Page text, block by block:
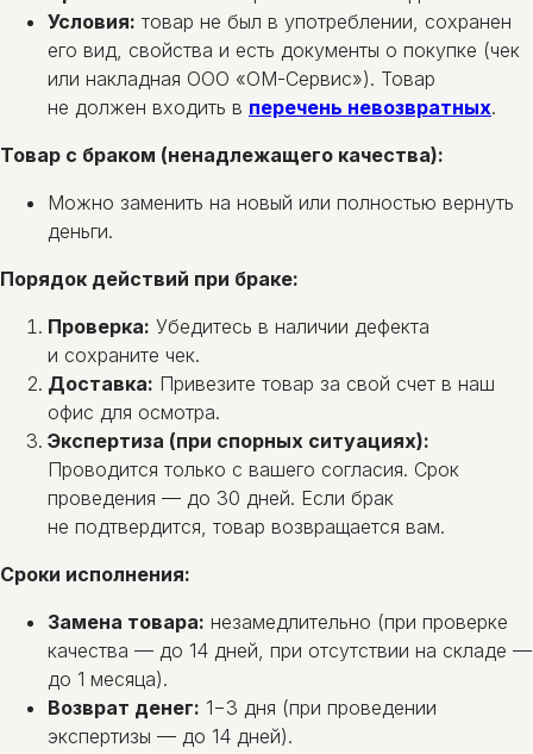
Условия: товар не был в употреблении, сохранен
его вид, свойства и есть документы о покупке (чек
или накладная ООО «ОМ-Сервис»). Товар
не должен входить в перечень невозвратных.
Товар с браком (ненадлежащего качества):
Можно заменить на новый или полностью вернуть
деньги.
Порядок действий при браке:
Проверка: Убедитесь в наличии дефекта
и сохраните чек.
Доставка: Привезите товар за свой счет в наш
офис для осмотра.
Экспертиза (при спорных ситуациях):
Проводится только с вашего согласия. Срок
проведения — до 30 дней. Если брак
не подтвердится, товар возвращается вам.
Сроки исполнения:
Замена товара: незамедлительно (при проверке
качества — до 14 дней, при отсутствии на складе —
до 1 месяца).
Возврат денег: 1−3 дня (при проведении
экспертизы — до 14 дней).